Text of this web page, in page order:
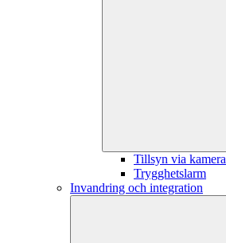
Tillsyn via kamera
Trygghetslarm
Invandring och integration